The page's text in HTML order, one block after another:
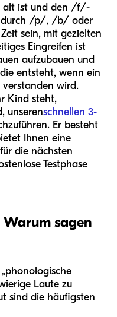
alt ist und den /f/-
durch /p/, /b/ oder
sein, mit gezielten
Eingreifen ist
aufzubauen und
entsteht, wenn ein
wird.
Kind steht,
unserenschnellen 3-
Er besteht
Ihnen eine
die nächsten
Testphase
sagen
Laute zu
sind die häufigsten